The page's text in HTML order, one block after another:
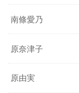
南條愛乃
原奈津子
原由実